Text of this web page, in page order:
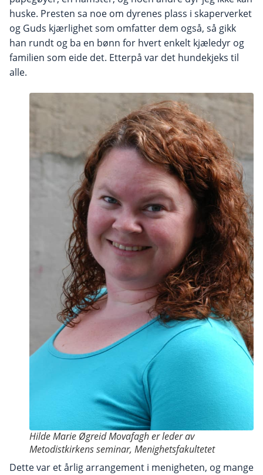
huske. Presten sa noe om dyrenes plass i skaperverket
og Guds kjærlighet som omfatter dem også, så gikk
han rundt og ba en bønn for hvert enkelt kjæledyr og
familien som eide det. Etterpå var det hundekjeks til
alle.
Hilde Marie Øgreid Movafagh er leder av
Metodistkirkens seminar, Menighetsfakultetet
Dette var et årlig arrangement i menigheten, og mange